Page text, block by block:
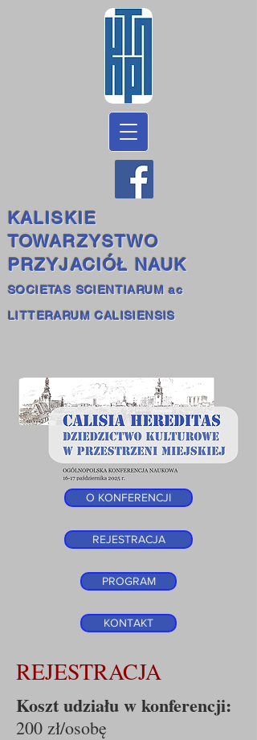
KALISKIE
TOWARZYSTWO
PRZYJACIÓŁ NAUK
SOCIETAS SCIENTIARUM ac
LITTERARUM CALISIENSIS
O KONFERENCJI
REJESTRACJA
PROGRAM
KONTAKT
REJESTRACJA
Koszt udziału w konferencji:
200 zł/osobę